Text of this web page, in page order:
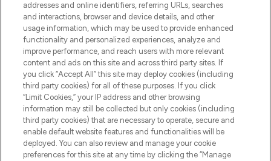
addresses and online identifiers, referring URLs, searches
and interactions, browser and device details, and other
usage information, which may be used to provide enhanced
functionality and personalized experiences, analyze and
improve performance, and reach users with more relevant
content and ads on this site and across third party sites. If
you click “Accept All” this site may deploy cookies (including
third party cookies) for all of these purposes. If you click
“Limit Cookies,” your IP address and other browsing
information may still be collected but only cookies (including
third party cookies) that are necessary to operate, secure and
enable default website features and functionalities will be
deployed. You can also review and manage your cookie
preferences for this site at any time by clicking the “Manage